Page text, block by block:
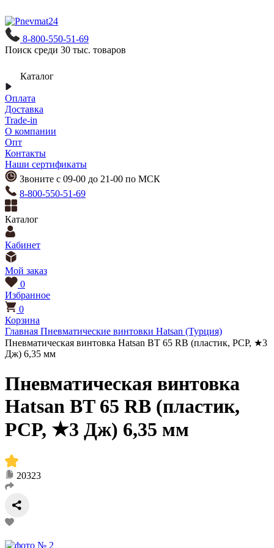
8-800-550-51-69
Поиск среди 30 тыс. товаров
Каталог
Оплата
Доставка
Trade-in
О компании
Опт
Контакты
Наши сертификаты
Звоните с 09-00 до 21-00 по МСК
8-800-550-51-69
Каталог
Кабинет
Мой заказ
0
Избранное
0
Корзина
Главная Пневматические винтовки Hatsan (Турция)
Пневматическая винтовка Hatsan BT 65 RB (пластик, PCP, ★3
Дж) 6,35 мм
Пневматическая винтовка
Hatsan BT 65 RB (пластик,
PCP, ★3 Дж) 6,35 мм
20323